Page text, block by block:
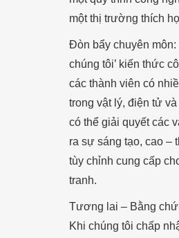
một thị trường thích
Đòn bẩy chuyên
chúng tôi’ kiến thức
các thành viên có
trong vật lý, điện tử
có thể giải quyết các
ra sự sáng tạo, cao –
tùy chỉnh cung cấp
tranh.
Tương lai – Bằng
Khi chúng tôi chấp